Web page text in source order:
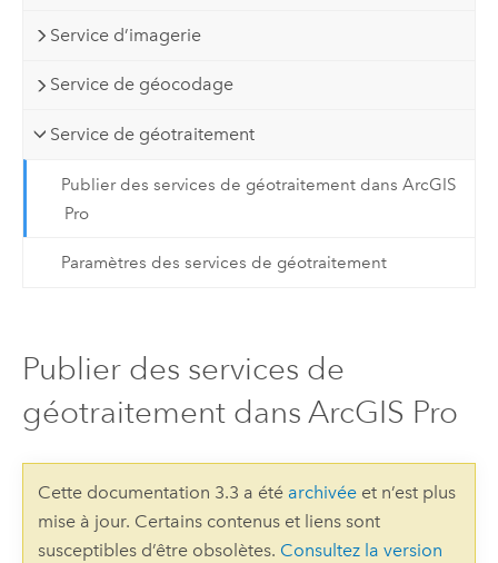
Service d’imagerie
Service de géocodage
Service de géotraitement
Publier des services de géotraitement dans ArcGIS
Pro
Paramètres des services de géotraitement
Publier des services de
géotraitement dans ArcGIS Pro
Cette documentation 3.3 a été archivéeet n’est plus
mise à jour. Certains contenus et liens sont
susceptibles d’être obsolètes. Consultez la version